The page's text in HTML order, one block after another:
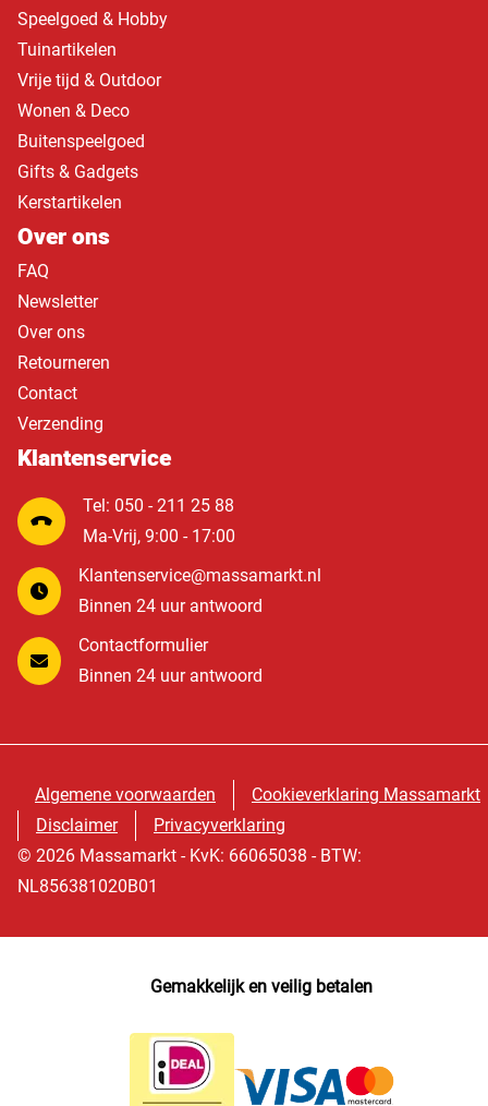
Speelgoed & Hobby
Tuinartikelen
Vrije tijd & Outdoor
Wonen & Deco
Buitenspeelgoed
Gifts & Gadgets
Kerstartikelen
Over ons
FAQ
Newsletter
Over ons
Retourneren
Contact
Verzending
Klantenservice
Tel: 050 - 211 25 88
Ma-Vrij, 9:00 - 17:00
Klantenservice@massamarkt.nl
Binnen 24 uur antwoord
Contactformulier
Binnen 24 uur antwoord
Algemene voorwaarden
Cookieverklaring Massamarkt
Disclaimer
Privacyverklaring
© 2026 Massamarkt - KvK: 66065038 - BTW:
NL856381020B01
Gemakkelijk en veilig betalen